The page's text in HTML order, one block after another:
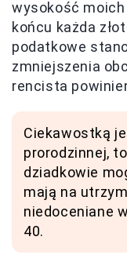
wysokość
końcu każda
podatkowe
zmniejszenia
rencista
Ciekawostką
prorodzinnej,
dziadkowie
mają na
niedoceniane
40.